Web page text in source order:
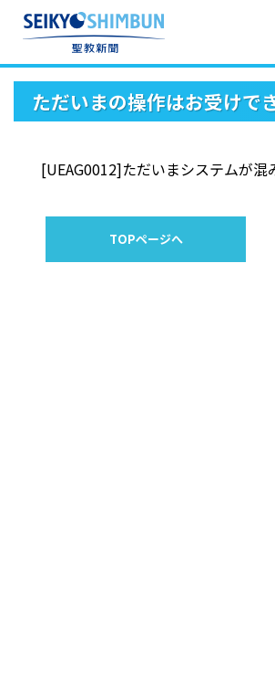
ただいまの操作はお受けで
[UEAG0012]ただいまシステムが混
TOPページへ